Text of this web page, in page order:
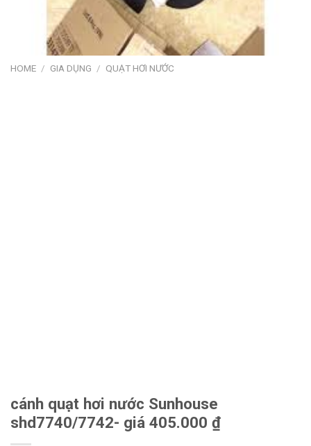
HOME / GIA DỤNG / QUẠT HƠI NƯỚC
cánh quạt hơi nước Sunhouse
shd7740/7742- giá 405.000 ₫